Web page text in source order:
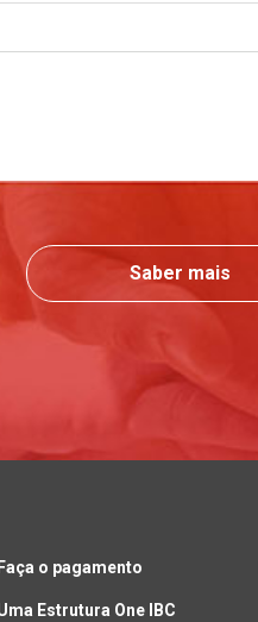
Saber mais
Faça o pagamento
Estrutura One IBC